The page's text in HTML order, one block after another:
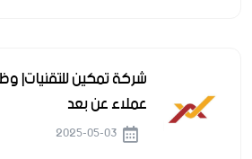
شركة تمكين للتقنيات|
عملاء عن بعد